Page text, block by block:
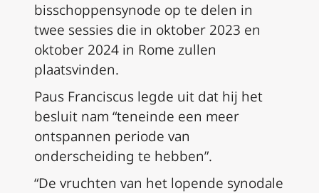
bisschoppensynode op te delen in
twee sessies die in oktober 2023 en
oktober 2024 in Rome zullen
plaatsvinden.
Paus Franciscus legde uit dat hij het
besluit nam “teneinde een meer
ontspannen periode van
onderscheiding te hebben”.
“De vruchten van het lopende synodale